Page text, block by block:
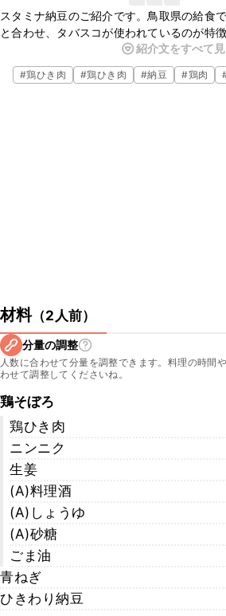
スタミナ納豆のご紹介です。鳥取県の給食
と合わせ、タバスコが使われているのが特
すし、お豆腐の上にのせたりしてもおいし
すすめですので、ぜひ試してみてください
紹介文をすべて
#鶏ひき肉 #鶏ひき肉 #納豆 #鶏肉
材料（2人前）
分量の調整
人数に合わせて分量を調整できます。料理の時間
わせて調整してくださいね。
鶏そぼろ
鶏ひき肉
ニンニク
生姜
(A)料理酒
(A)しょうゆ
(A)砂糖
ごま油
青ねぎ
ひきわり納豆